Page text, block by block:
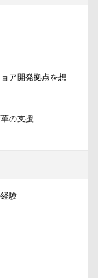
ア開発拠点を想
の支援
験